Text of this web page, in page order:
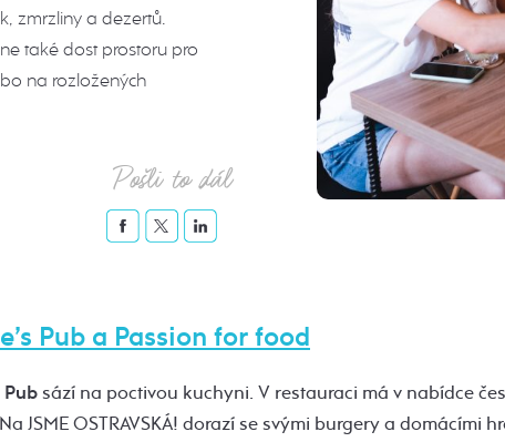
zmrzliny a dezertů.
také dost prostoru pro
na rozložených
Pošli to dál
Pub a Passion for food
Pubsází na poctivou kuchyni. V restauraci má v nabídce
JSME OSTRAVSKÁ! dorazí se svými burgery a domácími